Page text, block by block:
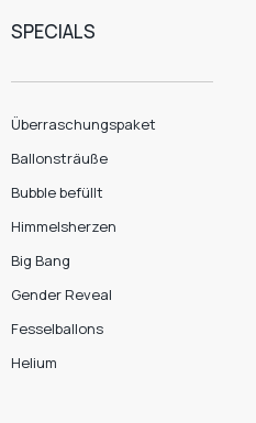
SPECIALS
Überraschungspaket
Ballonsträuße
Bubble befüllt
Himmelsherzen
Big Bang
Gender Reveal
Fesselballons
Helium